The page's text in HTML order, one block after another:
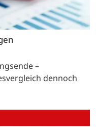
–
dennoch